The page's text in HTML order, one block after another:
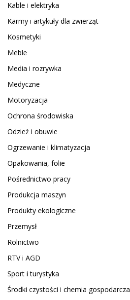
Kable i elektryka
Karmy i artykuły dla zwierząt
Kosmetyki
Meble
Media i rozrywka
Medyczne
Motoryzacja
Ochrona środowiska
Odzież i obuwie
Ogrzewanie i klimatyzacja
Opakowania, folie
Pośrednictwo pracy
Produkcja maszyn
Produkty ekologiczne
Przemysł
Rolnictwo
RTV i AGD
Sport i turystyka
Środki czystości i chemia gospodarcza